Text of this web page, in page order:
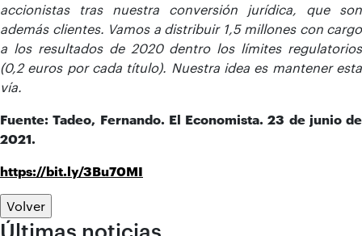
accionistas tras nuestra conversión jurídica, que son
además clientes. Vamos a distribuir 1,5 millones con cargo
a los resultados de 2020 dentro los límites regulatorios
(0,2 euros por cada título). Nuestra idea es mantener esta
vía.
Fuente: Tadeo, Fernando. El Economista. 23 de junio de
2021.
https://bit.ly/3Bu70MI
Volver
Últimas noticias